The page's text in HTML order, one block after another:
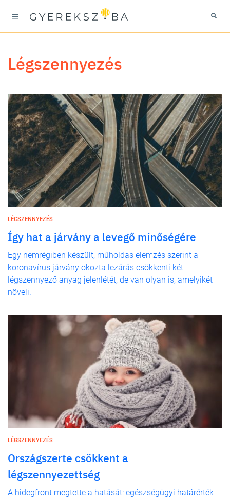
légszennyezés
LÉGSZENNYEZÉS
Így hat a járvány a levegő minőségére
Egy nemrégiben készült, műholdas elemzés szerint a
koronavírus járvány okozta lezárás csökkenti két
légszennyező anyag jelenlétét, de van olyan is, amelyikét
növeli.
LÉGSZENNYEZÉS
Országszerte csökkent a
légszennyezettség
A hidegfront megtette a hatását: egészségügyi határérték